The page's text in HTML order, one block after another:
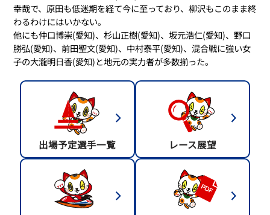
幸哉で、原田も低迷期を経て今に至っており、柳沢もこのまま終
わるわけにはいかない。
他にも仲口博崇(愛知)、杉山正樹(愛知)、坂元浩仁(愛知)、野口
勝弘(愛知)、前田聖文(愛知)、中村泰平(愛知)、混合戦に強い女
子の大瀧明日香(愛知)と地元の実力者が多数揃った。
出場予定選手一覧 レース展望